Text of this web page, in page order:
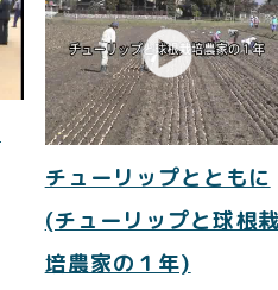
チューリップとともに
(チューリップと球根栽
培農家の１年)